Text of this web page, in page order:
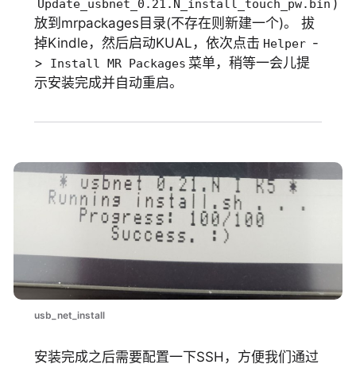
Update_usbnet_0.21.N_install_touch_pw.bin )
放到mrpackages目录(不存在则新建一个)。 拔
掉Kindle，然后启动KUAL，依次点击 Helper -
>
Install MR Packages 菜单，稍等一会儿提
示安装完成并自动重启。
usb_net_install
安装完成之后需要配置一下SSH，方便我们通过